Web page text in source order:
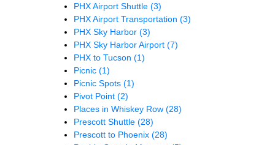
PHX Airport Shuttle (3)
PHX Airport Transportation (3)
PHX Sky Harbor (3)
PHX Sky Harbor Airport (7)
PHX to Tucson (1)
Picnic (1)
Picnic Spots (1)
Pivot Point (2)
Places in Whiskey Row (28)
Prescott Shuttle (28)
Prescott to Phoenix (28)